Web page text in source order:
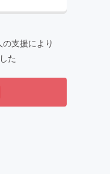
の支援により
た